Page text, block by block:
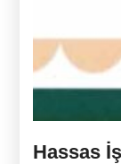
Hassas